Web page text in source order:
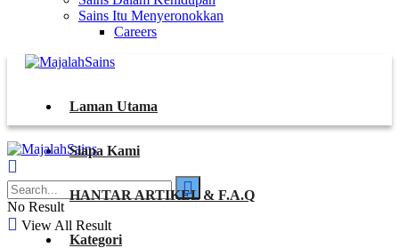
Sains Itu Menyeronokkan
Careers
Laman Utama
Siapa Kami
HANTAR ARTIKEL & F.A.Q
Kategori
No Result
View All Result